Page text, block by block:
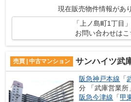
現在販売物件情報があ
「上ノ島町1丁目
お問い合わせはこ
売買 | 中古マンション サンハイツ武
阪急神戸本線 「
分 「武庫営業所
阪急今津線 「甲